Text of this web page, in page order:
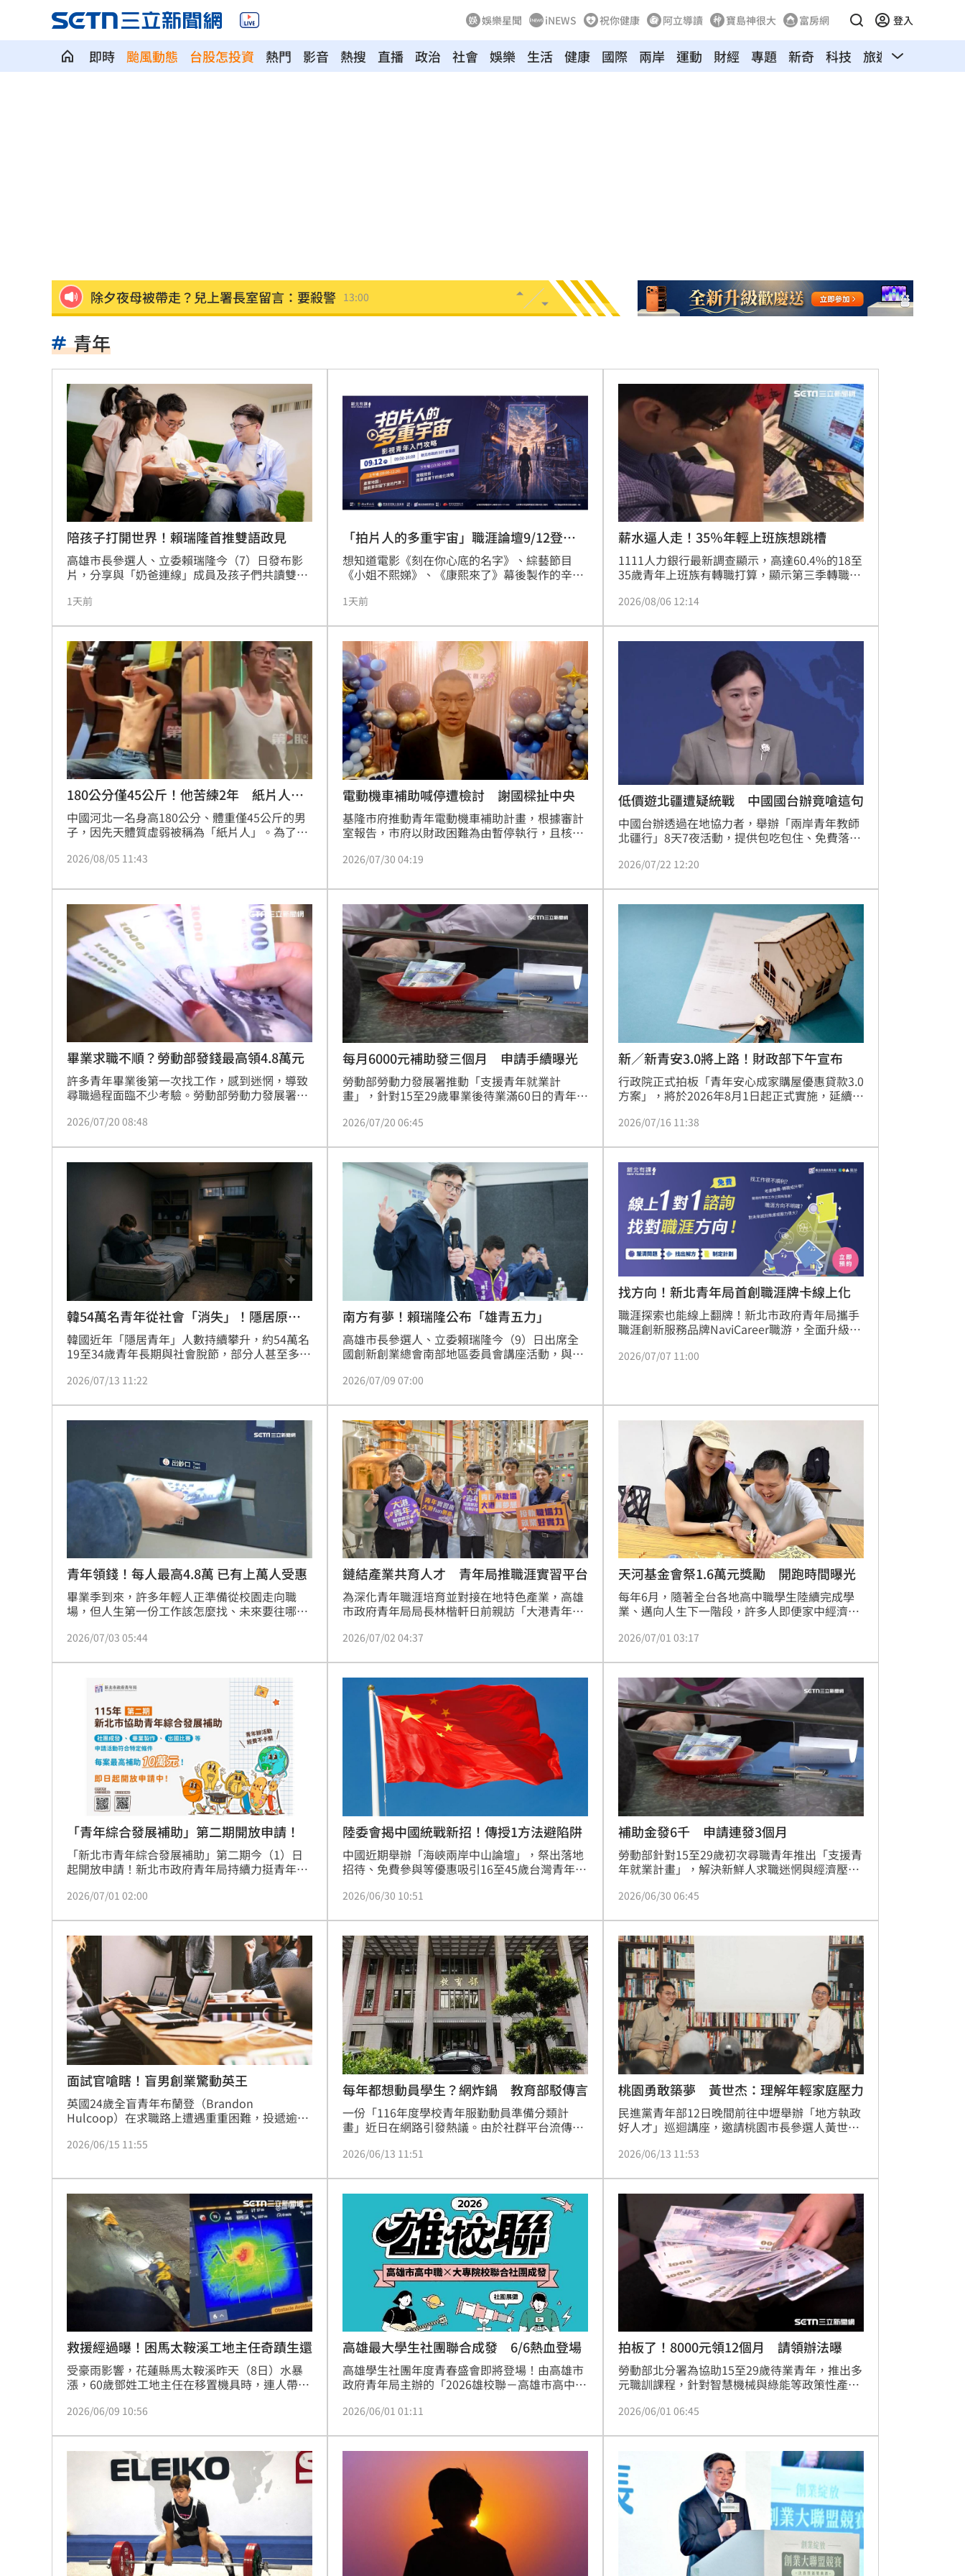
娛樂星聞 iNEWS 祝你健康 阿立導讀 寶島神很大 富房網 登入
即時 颱風動態 台股怎投資 熱門 影音 熱搜 直播 政治 社會 娛樂 生活 健康 國際 兩岸 運動 財經 專題 新奇 科技 旅遊 汽車
除夕夜母被帶走？兒上署長室留言：要殺警 13:00
台中男發酒瘋遭管束！尿在警察身上下場曝 12:55
父親節來了！蔣萬安、沈伯洋曝與子女互動 12:54
宣布出道十年 大咖樂團成員1惡疾纏身
道奇守護神挨再見2分砲 遭逆轉苦吞7連敗 12:47
BMW小跑車自撞翻覆！氣囊爆22歲男困車內 12:46
朴寶劍替爸扛8億債 昔宣布破產仍不埋怨 12:40
青春回來了！「阿妹妹」睽違27年驚喜合體 12:35
星宇航空往返沖繩「全取消」加班機也喊卡 12:32
白海豚逼近越晚越有感！估雨彈從北轟到南 12:31
酒客吃完螺殼丟隔壁桌 引發熱炒店大亂鬥 12:31
玩很大爆衝突 張立東怒飆女星：把我當狗 12:30
別被休旅外型騙了！Audi新Q3根本是鋼砲 12:30
台灣彩券開獎直播中 20:31
LIVE三立+24小時直播 15:27
三立iNEWS新聞台線上直播
AI時代！威力馬導入智慧營運系統提升效率 12:00
台彩父親節推新刮刮樂千萬頭獎超「爸」氣 12:00
商場戰國來臨 台中「頂奢大道」逐漸成形 12:00
「拍片人的多重宇宙」職涯論壇9/12登場！ 10:30
8國球員齊聚高雄 Formosa 7s掀足球熱潮 10:00
理想混蛋號召粉絲跨海追星吃美食！
青年
陪孩子打開世界！賴瑞隆首推雙語政見
高雄市長參選人、立委賴瑞隆今（7）日發布影
片，分享與「奶爸連線」成員及孩子們共讀雙語
探索理念。參與者包括市議員何權峰、邱俊憲、
以理，現場笑聲不斷，充滿童趣與溫馨氛圍。眾
人也在父親節前夕，一起向爸爸們及代父職者，
獻上最真摯的祝福。
1天前
「拍片人的多重宇宙」職涯論壇9/12登
場！
想知道電影《刻在你心底的名字》、綜藝節目
《小姐不熙娣》、《康熙來了》幕後製作的辛酸
「拍片人的多重宇宙：影視青年入門攻略」職涯
彥銘（B2）及陳妤等重量級影視工作者與談，分
享影像產業幕前幕後的實務經驗，協助有志投入
影視產業的青年更深入瞭解產業樣貌。活動全程
免費，即日起開放報名，歡迎對影視產業有興趣
的青年踴躍參加！
1天前
薪水逼人走！35％年輕上班族想跳槽
1111人力銀行最新調查顯示，高達60.4%的18至
35歲青年上班族有轉職打算，顯示第三季轉職潮
但工作與生活平衡（WLB）已成為關鍵考量，不
向「騎驢找馬」，並期望轉職後平均加薪逾萬
元。
2026/08/06 12:14
180公分僅45公斤！他苦練2年 紙片人逆
襲
中國河北一名身高180公分、體重僅45公斤的男
子，因先天體質虛弱被稱為「紙片人」。為了改
規律的力量訓練與嚴格的飲食管理，克服增肌瓶
段勵志經歷在網路上引發熱議，不僅展現他從瘦
弱轉變為陽光健壯青年的過程，更證明了只要具
備高度自律與持之以恆的毅力，即使先天條件受
限，也能透過後天努力徹底翻轉自我，不僅身體
素質顯著提升，心理狀態也變得更加開朗自信，
成為許多網友眼中的勵志典範。
2026/08/05 11:43
電動機車補助喊停遭檢討 謝國樑扯中央
基隆市府推動青年電動機車補助計畫，根據審計
室報告，市府以財政困難為由暫停執行，且核銷
說，財劃法修法後，中央該給70餘億元沒給。
2026/07/30 04:19
低價遊北疆遭疑統戰 中國國台辦竟嗆這句
中國台辦透過在地協力者，舉辦「兩岸青年教師
北疆行」8天7夜活動，提供包吃包住、免費落地
加，遭質疑是統戰，對此，教育部多次發函提醒
學校注意中國落地接待問題。對此，中國國台辦
今（22）日則批評，民進黨此舉目的都是為了操
弄「反中抗中」、製造「綠色恐怖」，還反問，
民進黨當局為何這麼懼怕台灣同胞來中國交流？
2026/07/22 12:20
畢業求職不順？勞動部發錢最高領4.8萬元
許多青年畢業後第一次找工作，感到迷惘，導致
尋職過程面臨不少考驗。勞動部勞動力發展署推
供一對一履歷及面試輔導，更祭出最高4.8萬元的
2026/07/20 08:48
每月6000元補助發三個月 申請手續曝光
勞動部勞動力發展署推動「支援青年就業計
畫」，針對15至29歲畢業後待業滿60日的青年，
計畫內容包含職涯諮詢、履歷健檢及模擬面試等
格者參加計畫可領取每月6000元尋職津貼，最高
1萬8000元；成功就業並穩定工作滿180日，再
享最高3萬元獎勵金。目前已有超過1.2萬名青年
受惠，政府將持續透過投資青年就業方案，整合
資源強化就業支持體系。建議符合條件的青年即
刻前往「台灣就業通」網站報名，善用政府資源
提升求職競爭力，為職涯發展打下穩健基礎。
2026/07/20 06:45
新／新青安3.0將上路！財政部下午宣布
行政院正式拍板「青年安心成家購屋優惠貸款3.0
方案」，將於2026年8月1日起正式實施，延續至
客濫用資源，新青安3.0祭出多項強效措施，包括
資源優先供給首購族。此外，方案特別針對婚育
家庭釋出利多，加碼提供更高貸款額度，以減輕
年輕家庭購屋負擔。財政部國庫署已於今日召開
記者會說明細節，強調本次政策調整旨在透過更
嚴謹的審核機制，讓政府購屋支持政策能真正造
福有剛性需求的自住族群，落實健全房市的長期
目標。
2026/07/16 11:38
韓54萬名青年從社會「消失」！隱居原因
曝
韓國近年「隱居青年」人數持續攀升，約54萬名
19至34歲青年長期與社會脫節，部分人甚至多年
指出，這群青年並非單純「不想工作」或「不適
擔交織下，逐漸被推向封閉，若缺乏及時介入，
恐進一步影響勞動市場、人口結構與社會成本。
2026/07/13 11:22
南方有夢！賴瑞隆公布「雄青五力」
高雄市長參選人、立委賴瑞隆今（9）日出席全
國創新創業總會南部地區委員會講座活動，與在
求的政見「南方有夢：雄青五力旗艦計畫」，挺
市。
2026/07/09 07:00
找方向！新北青年局首創職涯牌卡線上化
職涯探索也能線上翻牌！新北市政府青年局攜手
職涯創新服務品牌NaviCareer職游，全面升級
卡×諮詢系統」。首度將職涯牌卡數位化，結合
發展目標。本服務自即（6）日起開放申請，名
2026/07/07 11:00
青年領錢！每人最高4.8萬 已有上萬人受惠
畢業季到來，許多年輕人正準備從校園走向職
場，但人生第一份工作該怎麼找、未來要往哪個
助青年找工作，勞動部推出職涯發展中心、就業
含失業連續達60日以上的尋職津貼、找到工作的
就業獎勵金，每人最高可領4.8萬，截至6月已有
萬餘人透過此計畫領到錢。
2026/07/03 05:44
鏈結產業共育人才 青年局推職涯實習平台
為深化青年職涯培育並對接在地特色產業，高雄
市政府青年局局長林楷軒日前親訪「大港青年職
限公司」。透過實地參訪與產企交流，深入掌握
善的青年實習培育機制，落實精準媒合，推動產
學實務接軌。
2026/07/02 04:37
天河基金會祭1.6萬元獎勵 開跑時間曝光
每年6月，隨著全台各地高中職學生陸續完成學
業、邁向人生下一階段，許多人即便家中經濟不
學。有鑑於此，天河基金會自2019年起推動「青
群肩負學貸壓力的青年投入志工服務，只要符合
申請資格，便有機會領取16,000元獎勵金。截至
目前，這項計畫已邁入第7個年頭，累積超過
2,800位青年成功申請。今年度申請窗口將於7月
1日正式開啟，凡於114年11月1日至115年9月30
日期間，曾至合作社福單位服務的志工朋友，都
不妨把握機會提出申請。
2026/07/01 03:17
「青年綜合發展補助」第二期開放申請！
「新北市青年綜合發展補助」第二期今（1）日
起開放申請！新北市政府青年局持續力挺青年實
補助，支持青年辦理社團成果展、畢業製作、海
160件申請，成果包含支持青年導演赴土耳其國
際影展交流、協助學生勇奪世界青年廚神挑戰賽
亞軍，並支持舉辦校園音樂賽事等等，展現新北
青年接軌國際、累積職涯實力的精彩成果。
2026/07/01 02:00
陸委會揭中國統戰新招！傳授1方法避陷阱
中國近期舉辦「海峽兩岸中山論壇」，祭出落地
招待、免費參與等優惠吸引16至45歲台灣青年，
邱垂正嚴正示警，直指這類低價招攬活動具備強
兩岸關係相關課程，建立先備知識以識破中共敘
事陷阱。他強調交流應建立在對等尊嚴基礎上，
呼籲國人切勿因一時誘惑淪為統戰樣板，並務必
留意赴中人身安全。
2026/06/30 10:51
補助金發6千 申請連發3個月
勞動部針對15至29歲初次尋職青年推出「支援青
年就業計畫」，解決新鮮人求職迷惘與經濟壓
客製化輔導，縮短求職摸索期。符合資格者最高
貼（最高1.8萬）及穩定就業獎勵金3萬元。有意
參與者可至「台灣就業通」網站報名，藉由政府
資源提升職場競爭力，順利跨出就業第一步，實
現職涯目標。
2026/06/30 06:45
面試官嗆瞎！盲男創業驚動英王
英國24歲全盲青年布蘭登（Brandon
Hulcoop）在求職路上遭遇重重困難，投遞逾千
氣創業，成立無障礙服務公司「All Things
的逆襲故事不僅讓他榮獲國王信託企業獎，更獲
邀至白金漢宮覲見英王查爾斯三世。布蘭登目前
積極推動視障者就業權益，期盼透過自身影響
力，打破社會對身障人士的刻板印象與歧視標
籤。
2026/06/15 11:55
每年都想動員學生？網炸鍋 教育部駁傳言
一份「116年度學校青年服勤動員準備分類計
畫」近日在網路引發熱議。由於社群平台流傳相
戰時動員體系，甚至聲稱未成年學生未來可能被
學生」。相關說法持續發酵後，教育部13日再度
發布聲明澄清，強調計畫內容與軍事動員無關，
也沒有任何將學生納入軍事作戰、軍事訓練或軍
警勤務的規畫，更不可能規畫讓學生上戰場。
2026/06/13 11:51
桃園勇敢築夢 黃世杰：理解年輕家庭壓力
民進黨青年部12日晚間前往中壢舉辦「地方執政
好人才」巡迴講座，邀請桃園市長參選人黃世杰
景，並就交通、育兒、就業及城市發展等議題進
2026/06/13 11:53
救援經過曝！困馬太鞍溪工地主任奇蹟生還
受豪雨影響，花蓮縣馬太鞍溪昨天（8日）水暴
漲，60歲鄧姓工地主任在移置機具時，連人帶車
救聲，通報消防，耗費一整晚，才在今天（9
聲音，說出「救救我吧」；幾經努力，搜救人員
將他拖回岸邊送醫；搜救人員也回顧這段驚險過
程，更驚呼「人能活著，真的是奇蹟」。
2026/06/09 10:56
高雄最大學生社團聯合成發 6/6熱血登場
高雄學生社團年度青春盛會即將登場！由高雄市
政府青年局主辦的「2026雄校聯－高雄市高中職
下午3時在駁二藝術特區淺三碼頭登場。今年活
同參與，為高雄規模最大的跨校學生社團聯合成
果展。
2026/06/01 01:11
拍板了！8000元領12個月 請領辦法曝
勞動部北分署為協助15至29歲待業青年，推出多
元職訓課程，針對智慧機械與綠能等政策性產
最長可領一年。以23歲小威為例，參加銲接培訓
成。此計畫有效減輕青年參訓時的經濟負擔，鼓
勵其透過專業技能與證照強化職場競爭力，讓待
業或轉職期成為加薪跳板，為未來職涯發展奠定
紮實基礎，實現專業與夢想。
2026/06/01 06:45